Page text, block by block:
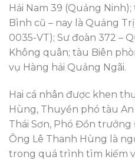
Hải Nam 39 (Quảng
Bình cũ – nay là Quảng
0035-VT); Sư đoàn 372 –
Không quân; tàu Biên
vụ Hàng hải Quảng Ngãi.
Hai cá nhân được khen
Hùng, Thuyền phó tàu
Thái Sơn, Phó Đồn trưởng
Ông Lê Thanh Hùng là
trong quá trình tìm kiếm